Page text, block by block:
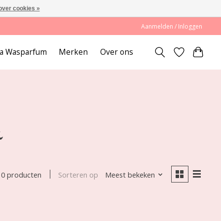
Aanmelden / Inloggen
Wasparfum Merken Over ons
0 producten Sorteren op Meest bekeken
cookies »